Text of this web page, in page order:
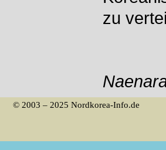
zu
© 2003 – 2025 Nordkorea-Info.de